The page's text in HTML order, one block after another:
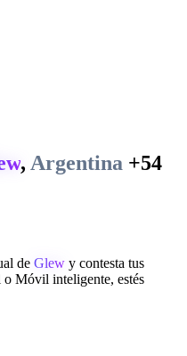
, Argentina +54
de Glew y contesta tus
o Móvil inteligente, estés